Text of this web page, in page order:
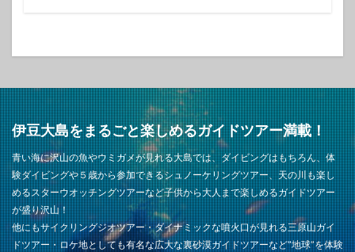
伊豆大島をまるごと楽しめるガイドツアー満載！
青い海に沢山の魚やウミガメが見れる大島では、ダイビングはもちろん、体
験ダイビングや５歳から参加できるシュノーケリングツアー、天の川も楽し
めるスターウオッチングツアーなど子供から大人まで楽しめるガイドツアー
が盛り沢山！
他にもサイクリングジオツアー・ダイナミックな噴火口が見れる三原山ガイ
ドツアー・ロケ地としても有名な広大な裏砂漠ガイドツアーなど”地球”を体験